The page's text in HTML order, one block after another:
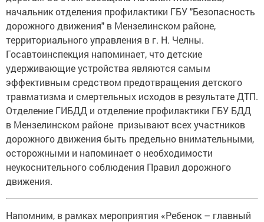
начальник отделения профилактики ГБУ "Безопасность
дорожного движения" в Мензелинском районе,
территориального управления в г. Н. Челны.
Госавтоинспекция напоминает, что детские
удерживающие устройства являются самым
эффективным средством предотвращения детского
травматизма и смертельных исходов в результате ДТП.
Отделение ГИБДД и отделение профилактики ГБУ БДД
в Мензелинском районе призывают всех участников
дорожного движения быть предельно внимательными,
осторожными и напоминает о необходимости
неукоснительного соблюдения Правил дорожного
движения.
Напомним, в рамках мероприятия «Ребенок – главный